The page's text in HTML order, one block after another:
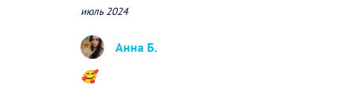
июль 2024
Анна Б.
🥰